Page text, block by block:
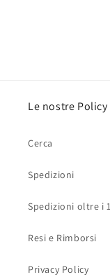
Le nostre Policy
Cerca
Spedizioni
Spedizioni oltre i
Resi e Rimborsi
Privacy Policy